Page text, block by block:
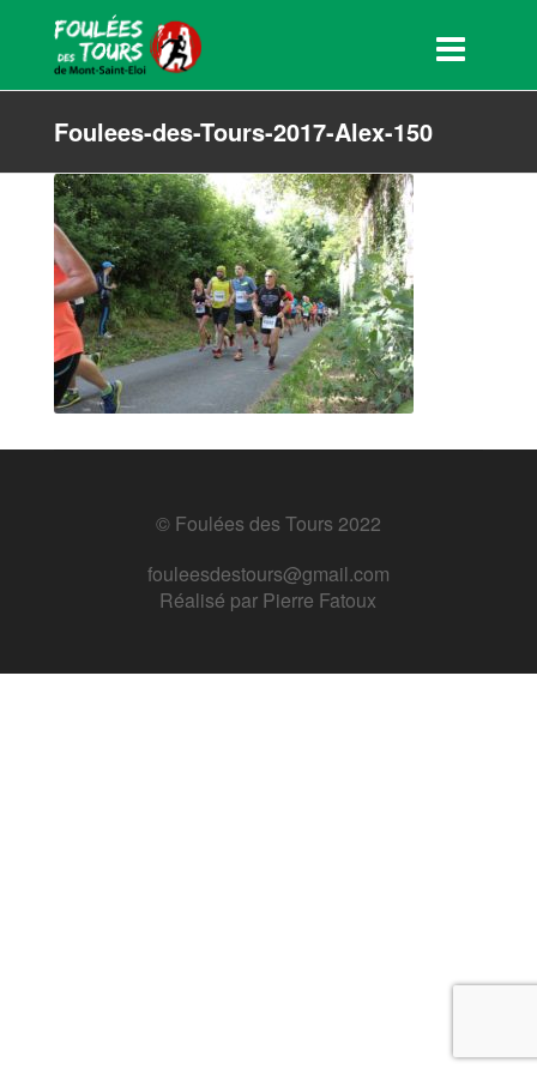
Foulees-des-Tours-2017-Alex-150
© Foulées des Tours 2022
fouleesdestours@gmail.com
Réalisé par Pierre Fatoux